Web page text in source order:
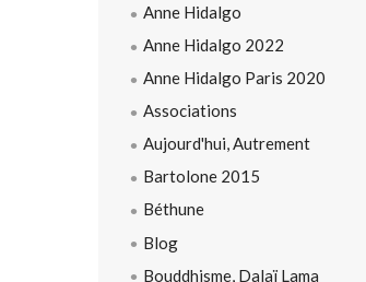
Anne Hidalgo
Anne Hidalgo 2022
Anne Hidalgo Paris 2020
Associations
Aujourd'hui, Autrement
Bartolone 2015
Béthune
Blog
Bouddhisme, Dalaï Lama